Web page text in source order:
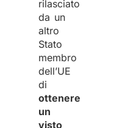
rilasciato
da un
altro
Stato
membro
dell’UE
di
ottenere
un
visto